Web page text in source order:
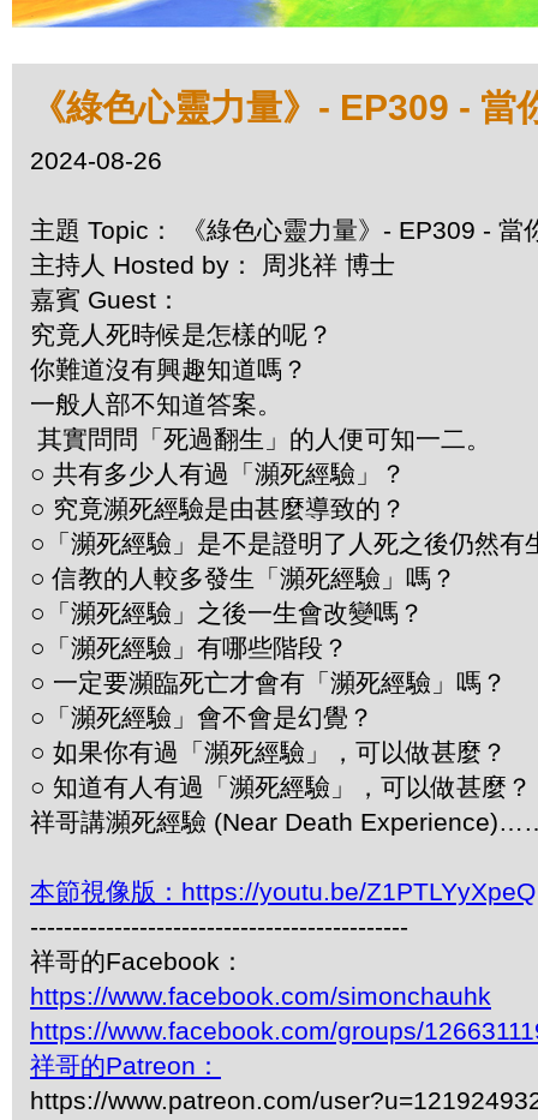
《綠色心靈力量》- EP309 -
2024-08-26
主題 Topic： 《綠色心靈力量》- EP309 - 當
主持人 Hosted by： 周兆祥 博士
嘉賓 Guest：
究竟人死時候是怎樣的呢？
你難道沒有興趣知道嗎？
一般人部不知道答案。
其實問問「死過翻生」的人便可知一二。
○ 共有多少人有過「瀕死經驗」？
○ 究竟瀕死經驗是由甚麼導致的？
○「瀕死經驗」是不是證明了人死之後仍然有
○ 信教的人較多發生「瀕死經驗」嗎？
○「瀕死經驗」之後一生會改變嗎？
○「瀕死經驗」有哪些階段？
○ 一定要瀕臨死亡才會有「瀕死經驗」嗎？
○「瀕死經驗」會不會是幻覺？
○ 如果你有過「瀕死經驗」，可以做甚麼？
○ 知道有人有過「瀕死經驗」，可以做甚麼？
祥哥講瀕死經驗 (Near Death
本節視像版：https://youtu.be/Z1PTLYyXpeQ
---------------------------------------------
祥哥的Facebook：
https://www.facebook.com/simonchauhk
https://www.facebook.com/groups/
祥哥的Patreon：
https://www.patreon.com/